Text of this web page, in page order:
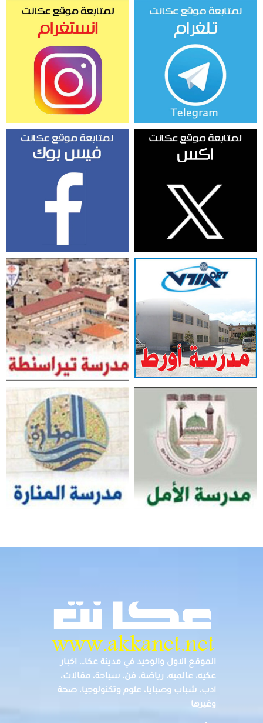
الموقع الاول والوحيد في مدينة عكا… اخبار
عكيه، عالميه، رياضة، فن، سياحة، مقالات،
ادب، شباب وصبايا، علوم وتكنولوجيا، صحة
وغيرها